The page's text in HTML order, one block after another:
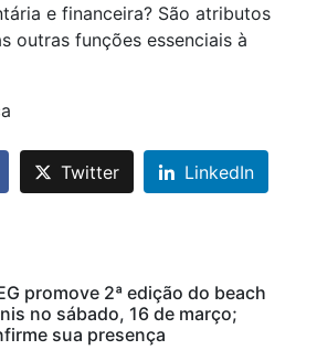
e financeira? São atributos
outras funções essenciais à
Twitter LinkedIn
promove 2ª edição do beach
no sábado, 16 de março;
sua presença